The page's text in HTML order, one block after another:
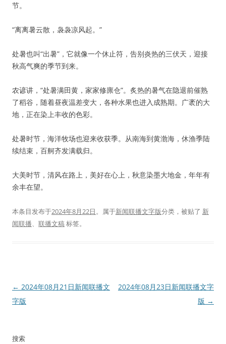
节。
“离离暑云散，袅袅凉风起。”
处暑也叫“出暑”，它就像一个休止符，告别炎热的三伏天，迎接
秋高气爽的季节到来。
农谚讲，“处暑满田黄，家家修廪仓”。炙热的暑气在隐退前催熟
了稻谷，随着昼夜温差变大，各种水果也进入成熟期。广袤的大
地，正在染上丰收的色彩。
处暑时节，海洋牧场也迎来收获季。从南海到黄渤海，休渔季陆
续结束，百舸齐发满载归。
大美时节，清风在路上，美好在心上，秋意染墨大地金，年年有
余丰在望。
本条目发布于2024年8月22日。属于新闻联播文字版分类，被贴了 新
闻联播、 联播文稿标签。
文
章
← 2024年08月21日新闻联播文
字版
2024年08月23日新闻联播文字
版 →
搜索